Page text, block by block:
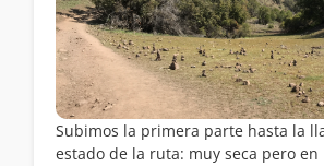
Subimos la primera parte hasta la
estado de la ruta: muy seca pero en